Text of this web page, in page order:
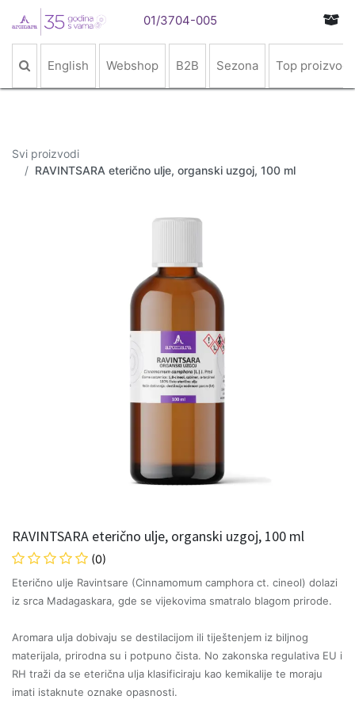
01/3704-005
English Webshop B2B Sezona Top proizvodi
Svi proizvodi
RAVINTSARA eterično ulje, organski uzgoj, 100 ml
RAVINTSARA eterično ulje, organski uzgoj, 100 ml
(0)
Eterično ulje Ravintsare (Cinnamomum camphora ct. cineol) dolazi
iz srca Madagaskara, gde se vijekovima smatralo blagom prirode.
Aromara ulja dobivaju se destilacijom ili tiještenjem iz biljnog
materijala, prirodna su i potpuno čista. No zakonska regulativa EU i
RH traži da se eterična ulja klasificiraju kao kemikalije te moraju
imati istaknute oznake opasnosti.